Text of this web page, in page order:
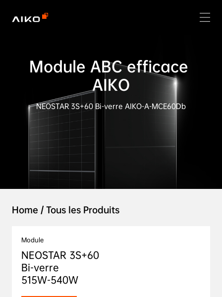
Module ABC efficace
AIKO
NEOSTAR 3S+60 Bi-verre AIKO-A-MCE60Db
Home / Tous les Produits
Module
NEOSTAR 3S+60
Bi-verre
515W-540W